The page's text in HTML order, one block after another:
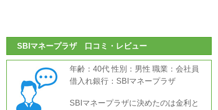
SBIマネープラザ 口コミ・レビュー
年齢：40代 性別：男性 職業：会社員
借入れ銀行：SBIマネープラザ
SBIマネープラザに決めたのは金利と